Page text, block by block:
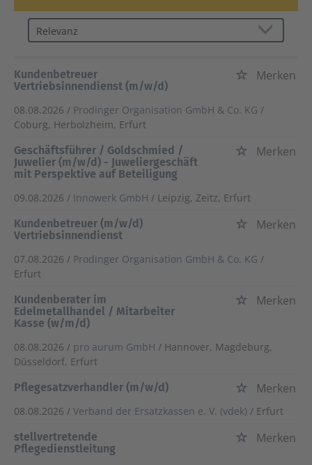
Kundenbetreuer
Vertriebsinnendienst (m/w/d)
Merken
08.08.2026 / Prodinger Organisation GmbH & Co. KG /
Coburg, Herbolzheim, Erfurt
Geschäftsführer / Goldschmied /
Juwelier (m/w/d) - Juweliergeschäft
mit Perspektive auf Beteiligung
Merken
09.08.2026 / Innowerk GmbH / Leipzig, Zeitz, Erfurt
Kundenbetreuer (m/w/d)
Vertriebsinnendienst
Merken
07.08.2026 / Prodinger Organisation GmbH & Co. KG /
Erfurt
Kundenberater im
Edelmetallhandel / Mitarbeiter
Kasse (w/m/d)
Merken
08.08.2026 / pro aurum GmbH / Hannover, Magdeburg,
Düsseldorf, Erfurt
Pflegesatzverhandler (m/w/d)
Merken
08.08.2026 / Verband der Ersatzkassen e. V. (vdek) / Erfurt
stellvertretende
Pflegedienstleitung
Merken